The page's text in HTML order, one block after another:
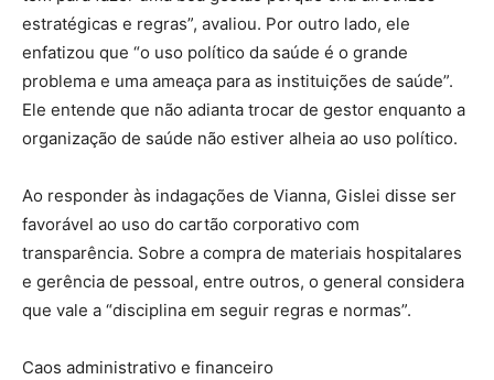
estratégicas e regras”, avaliou. Por outro lado, ele
enfatizou que “o uso político da saúde é o grande
problema e uma ameaça para as instituições de saúde”.
Ele entende que não adianta trocar de gestor enquanto a
organização de saúde não estiver alheia ao uso político.
Ao responder às indagações de Vianna, Gislei disse ser
favorável ao uso do cartão corporativo com
transparência. Sobre a compra de materiais hospitalares
e gerência de pessoal, entre outros, o general considera
que vale a “disciplina em seguir regras e normas”.
Caos administrativo e financeiro